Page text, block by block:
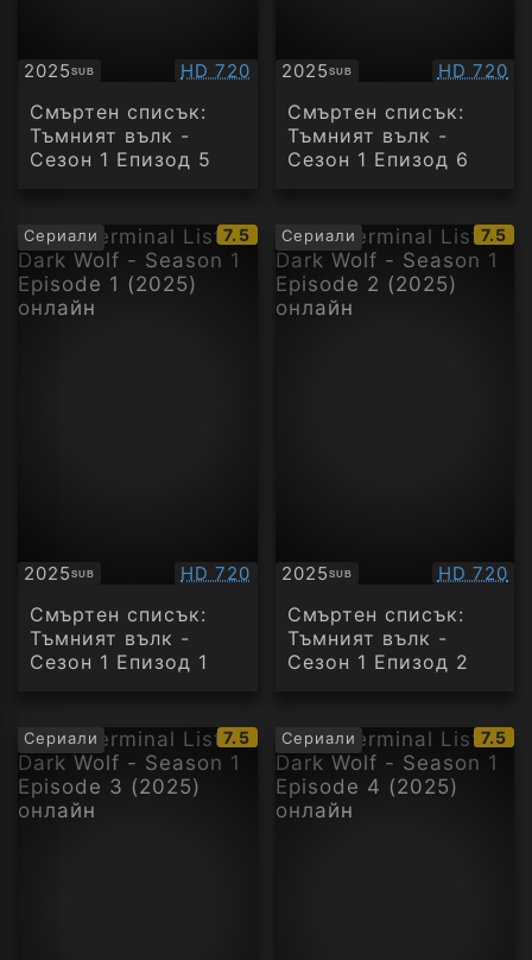
2025SUB
Субтитри Качество:
HD 720
Смъртен списък:
Тъмният вълк -
Сезон 1 Епизод 5
2025SUB
Субтитри HD 720
Смъртен списък:
Тъмният вълк -
Сезон 1 Епизод 6
Сериали
IMDb
рейтинг:
7.5
2025SUB
Субтитри Качество:
HD 720
Смъртен списък:
Тъмният вълк -
Сезон 1 Епизод 1
Сериали
IMDb
7.5
2025SUB
Субтитри HD 720
Смъртен списък:
Тъмният вълк -
Сезон 1 Епизод 2
Сериали
IMDb
рейтинг:
7.5 Сериали
IMDb
7.5